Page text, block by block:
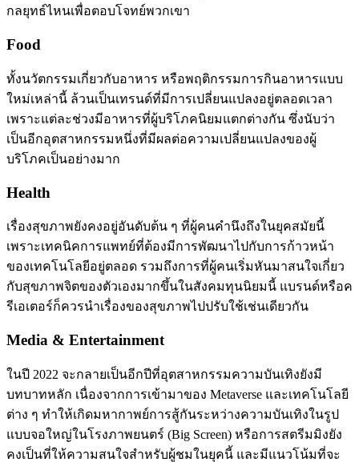
กลยุทธ์ไหนเพื่อตอบโจทย์พวกเขา
Food
ทั้งนวัตกรรมเกี่ยวกับอาหาร หรือพฤติกรรมการกินอาหารแบบ
ใหม่เหล่านี้ ล้วนเป็นเทรนด์ที่มีการเปลี่ยนแปลงอยู่ตลอดเวลา
เพราะแต่ละช่วงมีอาหารที่ผู้บริโภคนิยมแตกต่างกัน ซึ่งนับว่า
เป็นอีกอุตสาหกรรมหนึ่งที่มีผลต่อความเปลี่ยนแปลงของผู้
บริโภคเป็นอย่างมาก
Health
เรื่องสุขภาพยังคงอยู่อันดับต้น ๆ ที่ผู้คนคำนึงถึงในยุคสมัยนี้
เพราะเทคนิคการแพทย์ที่ต้องมีการพัฒนาไปกับการก้าวหน้า
ของเทคโนโลยีอยู่ตลอด รวมถึงการที่ผู้คนเริ่มหันมาสนใจเกี่ยว
กับสุขภาพจิตของตัวเองมากขึ้นในสังคมทุนนิยมนี้ แบรนด์หรือค
รีเอเตอร์ก็ควรนำเรื่องของสุขภาพไปปรับใช้เช่นเดียวกัน
Media & Entertainment
ในปี 2022 จะกลายเป็นอีกปีที่อุตสาหกรรมความบันเทิงยังมี
บทบาทหลัก เนื่องจากการเข้ามาของ Metaverse และเทคโนโลยี
ต่าง ๆ ทำให้เกิดมหากาพย์การสู้กันระหว่างความบันเทิงในรูป
แบบจอใหญ่ในโรงภาพยนตร์ (Big Screen) หรือการสตรีมมิงยัง
คงเป็นที่ให้ความสนใจสำหรับผู้ชมในยุคนี้ และมีแนวโน้มที่จะ